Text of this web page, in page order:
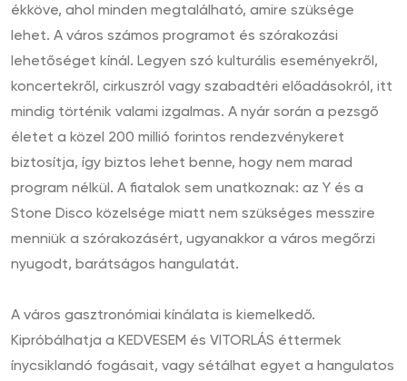
ékköve, ahol minden megtalálható, amire szüksége
lehet. A város számos programot és szórakozási
lehetőséget kínál. Legyen szó kulturális eseményekről,
koncertekről, cirkuszról vagy szabadtéri előadásokról, itt
mindig történik valami izgalmas. A nyár során a pezsgő
életet a közel 200 millió forintos rendezvénykeret
biztosítja, így biztos lehet benne, hogy nem marad
program nélkül. A fiatalok sem unatkoznak: az Y és a
Stone Disco közelsége miatt nem szükséges messzire
menniük a szórakozásért, ugyanakkor a város megőrzi
nyugodt, barátságos hangulatát.
A város gasztronómiai kínálata is kiemelkedő.
Kipróbálhatja a KEDVESEM és VITORLÁS éttermek
ínycsiklandó fogásait, vagy sétálhat egyet a hangulatos